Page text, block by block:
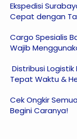
Ekspedisi
Cepat dengan
Cargo Spesialis
Wajib
Distribusi
Tepat Waktu &
Cek Ongkir
Begini Caranya!